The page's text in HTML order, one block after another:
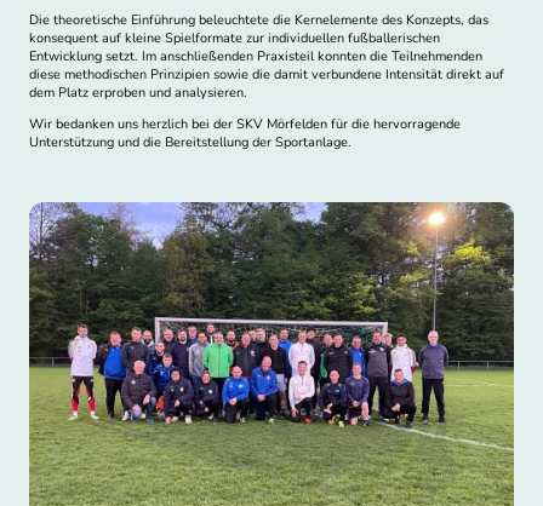
Die theoretische Einführung beleuchtete die Kernelemente des Konzepts, das
konsequent auf kleine Spielformate zur individuellen fußballerischen
Entwicklung setzt. Im anschließenden Praxisteil konnten die Teilnehmenden
diese methodischen Prinzipien sowie die damit verbundene Intensität direkt auf
dem Platz erproben und analysieren.
Wir bedanken uns herzlich bei der SKV Mörfelden für die hervorragende
Unterstützung und die Bereitstellung der Sportanlage.